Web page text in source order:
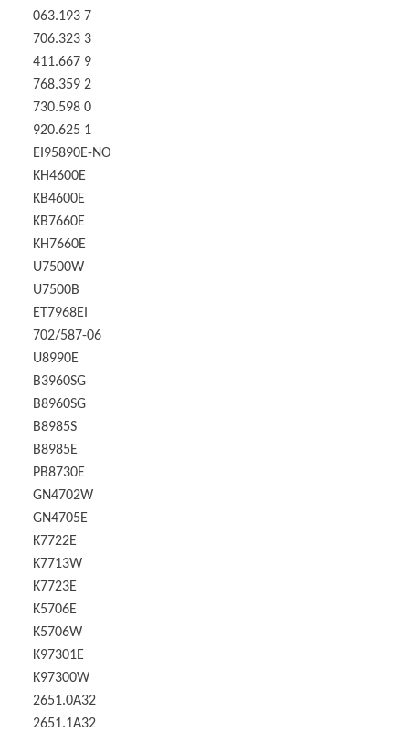
063.193 7
706.323 3
411.667 9
768.359 2
730.598 0
920.625 1
EI95890E-NO
KH4600E
KB4600E
KB7660E
KH7660E
U7500W
U7500B
ET7968EI
702/587-06
U8990E
B3960SG
B8960SG
B8985S
B8985E
PB8730E
GN4702W
GN4705E
K7722E
K7713W
K7723E
K5706E
K5706W
K97301E
K97300W
2651.0A32
2651.1A32